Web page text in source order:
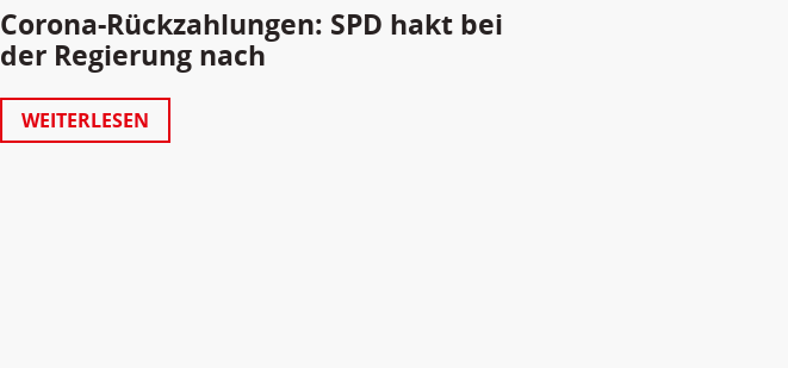
Corona-Rückzahlungen: SPD hakt bei
der Regierung nach
WEITERLESEN